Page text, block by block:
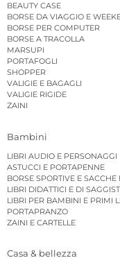
BEAUTY CASE
BORSE DA VIAGGIO E
BORSE PER COMPUTER
BORSE A TRACOLLA
MARSUPI
PORTAFOGLI
SHOPPER
VALIGIE E BAGAGLI
VALIGIE RIGIDE
ZAINI
Bambini
LIBRI AUDIO E PERSONAGGI
ASTUCCI E PORTAPENNE
BORSE SPORTIVE E
LIBRI DIDATTICI E DI
LIBRI PER BAMBINI E PRIMI
PORTAPRANZO
ZAINI E CARTELLE
Casa & bellezza